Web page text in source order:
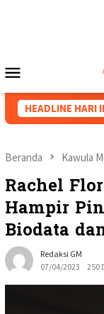
Mobile
HEADLINE HARI
XVIII Menguat,
Beranda Kawula
Rachel
Hampir
Biodata
Redaksi GM
07/04/2023
250